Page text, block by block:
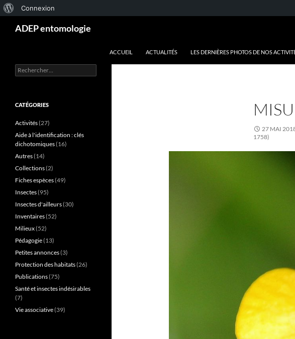
propos
Connexion
ADEP entomologie
ACCUEIL ACTUALITÉS LES DERNIÈRES PHOTOS DE NOS
27 MAI
1758)
Rechercher :
CATÉGORIES
Activités(27)
Aide à l'identification : clés
dichotomiques(16)
Autres(14)
Collections(2)
Fiches espèces(49)
Insectes(95)
Insectes d'ailleurs(30)
Inventaires(52)
Milieux(52)
Pédagogie(13)
Petites annonces(3)
Protection des habitats(26)
Publications(75)
Santé et insectes indésirables
(7)
Vie associative(39)